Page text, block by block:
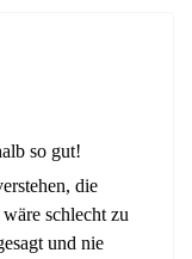
so gut!
die
schlecht zu
und nie